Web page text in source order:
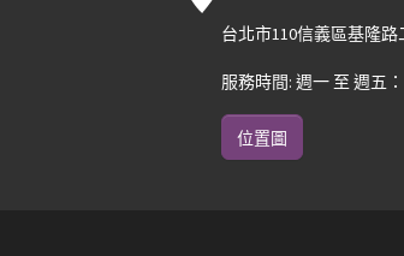
台北市110信義區基隆路
服務時間: 週一 至 週五：
位置圖